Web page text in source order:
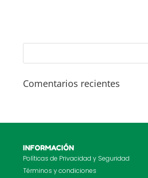
Comentarios recientes
INFORMACIÓN
Políticas de Privacidad y Seguridad
Términos y condiciones